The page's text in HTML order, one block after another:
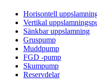
Horisontell
Vertikal
Sänkbar uppslamning
Gruspump
Muddpump
FGD -pump
Skumpump
Reservdelar